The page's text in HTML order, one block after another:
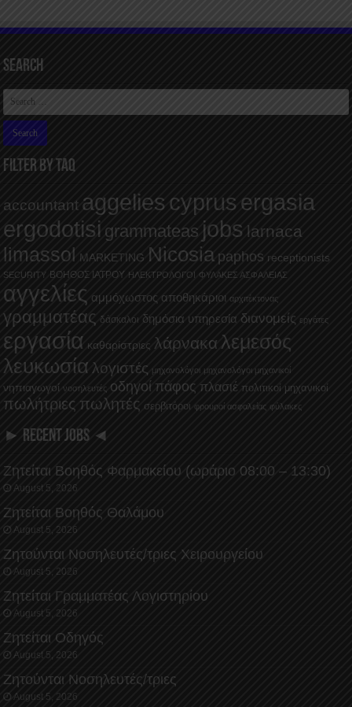
Search
FILTER BY TAQ
accountant aggeliescyprus ergasia
ergodotisi grammateas jobs larnaca
limassol MARKETING Nicosia paphos receptionists
SECURITY ΒΟΗΘΟΣ ΙΑΤΡΟΥ ΗΛΕΚΤΡΟΛΟΓΟΙ ΦΥΛΑΚΕΣ ΑΣΦΑΛΕΙΑΣ
αγγελίες αμμόχωστος αποθηκάριοι αρχιτέκτονας
γραμματέας δάσκαλοι δημόσια υπηρεσία διανομείς εργάτες
εργασία καθαρίστριες λάρνακα λεμεσός
λευκωσία λογιστές μηχανολόγοι μηχανολόγοι μηχανικοί
νηπιαγωγοί νοσηλευτές οδηγοί πάφος πλασιέ πολιτικοί μηχανικοί
πωλήτριες πωλητές σερβιτόροι φρουροί ασφαλείας φύλακες
► RECENT JOBS ◄
Ζητείται Βοηθός Φαρμακείου (ωράριο 08:00 – 13:30)
August 5, 2026
Ζητείται Βοηθός Θαλάμου
August 5, 2026
Ζητούνται Νοσηλευτές/τριες Χειρουργείου
August 5, 2026
Ζητείται Γραμματέας Λογιστηρίου
August 5, 2026
Ζητείται Οδηγός
August 5, 2026
Ζητούνται Νοσηλευτές/τριες
August 5, 2026